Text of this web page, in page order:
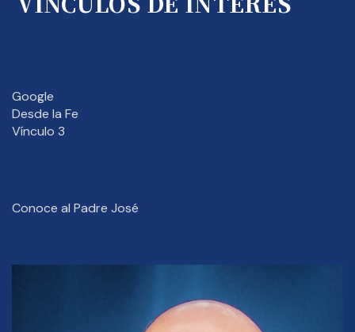
Google
Desde la Fe
Vínculo 3
Conoce al Padre José